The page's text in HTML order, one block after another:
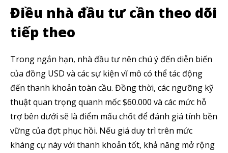
Điều nhà đầu tư cần theo dõi
tiếp theo
Trong ngắn hạn, nhà đầu tư nên chú ý đến diễn biến
của đồng USD và các sự kiện vĩ mô có thể tác động
đến thanh khoản toàn cầu. Đồng thời, các ngưỡng kỹ
thuật quan trọng quanh mốc $60.000 và các mức hỗ
trợ bên dưới sẽ là điểm mấu chốt để đánh giá tính bền
vững của đợt phục hồi. Nếu giá duy trì trên mức
kháng cự này với thanh khoản tốt, khả năng mở rộng